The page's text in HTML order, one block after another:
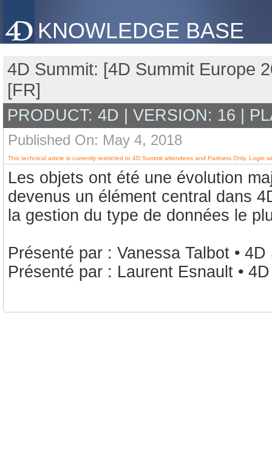
KNOWLEDGE BASE
4D Summit: [4D Summit Europe
[FR]
PRODUCT: 4D | VERSION: 16 |
Published On: May 4, 2018
This technical article is currently restricted to 4D Summit attendees and Partners Only. Login
Les objets ont été une évolution
devenus un élément central dans
la gestion du type de données le
Présenté par : Vanessa Talbot • 4D
Présenté par : Laurent Esnault •